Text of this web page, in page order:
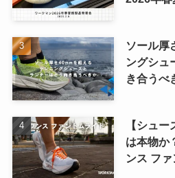
ソール厚
ングシュ
き合うべ
【シュ
は本物か
ンス ファ